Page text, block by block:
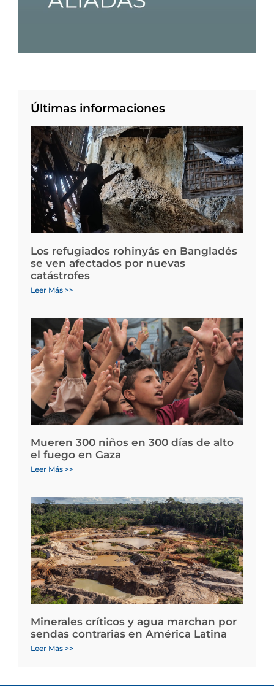
Últimas informaciones
Los refugiados rohinyás en Bangladés
se ven afectados por nuevas
catástrofes
Leer Más >>
Mueren 300 niños en 300 días de alto
el fuego en Gaza
Leer Más >>
Minerales críticos y agua marchan por
sendas contrarias en América Latina
Leer Más >>